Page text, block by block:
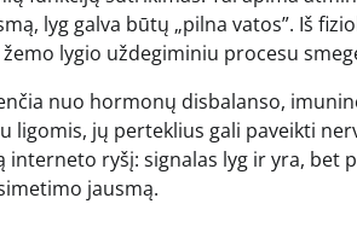
lyg galva būtų „pilna vatos”. Iš
lygio uždegiminiu procesu
nuo hormonų disbalanso,
ligomis, jų perteklius gali paveikti
ryšį: signalas lyg ir yra, bet
jausmą.